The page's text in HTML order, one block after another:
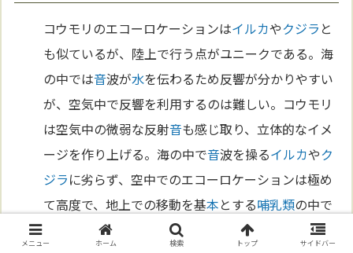
コウモリのエコーロケーションはイルカやクジラ と
も似ているが、陸上で行う点がユニークである。海
の中では音波が水を伝わるため反響が分かりやすい
が、空気中で反響を利用するのは難しい。コウモリ
は空気中の微弱な反射音も感じ取り、立体的なイメ
ージを作り上げる。海の中で音波を操るイルカやク
ジラに劣らず、空中でのエコーロケーションは極め
て高度で、地上での移動を基本とする哺乳類の中で
も例外的な能力を持つといえる。
メニュー ホーム 検索 トップ サイドバー